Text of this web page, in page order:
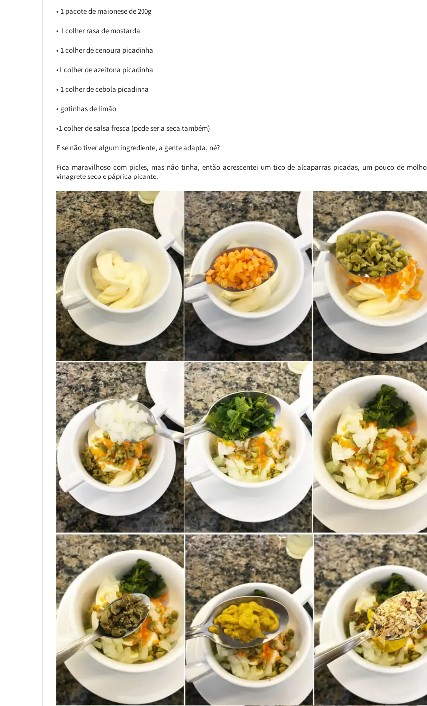
• 1 pacote de maionese de 200g
• 1 colher rasa de mostarda
• 1 colher de cenoura picadinha
•1 colher de azeitona picadinha
• 1 colher de cebola picadinha
• gotinhas de limão
•1 colher de salsa fresca (pode ser a seca também)
E se não tiver algum ingrediente, a gente adapta, né?
Fica maravilhoso com picles, mas não tinha, então acrescentei um tico de alcaparras picadas, um pouco de molho
vinagrete seco e páprica picante.